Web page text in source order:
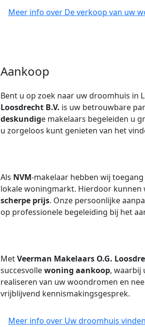
Meer info over De verkoop van uw
Aankoop
Bent u op zoek naar uw droomhuis in
Loosdrecht B.V. is uw betrouwbare
deskundige makelaars begeleiden u
u zorgeloos kunt genieten van het
Als NVM-makelaar hebben wij
lokale woningmarkt. Hierdoor
scherpe prijs. Onze persoonlijke
op professionele begeleiding bij het
MetVeerman Makelaars O.G.
succesvollewoning aankoop, waarbij
realiseren van uw woondromen en
vrijblijvend kennismakingsgesprek.
Meer info over Uw droomhuis